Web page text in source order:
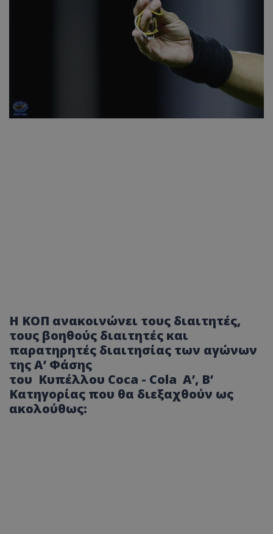
Η ΚΟΠ ανακοινώνει τους διαιτητές,
τους βοηθούς διαιτητές και
παρατηρητές διαιτησίας των αγώνων
της Α’ Φάσης
του Κυπέλλου Coca - Cola Α’, Β’
Κατηγορίας που θα διεξαχθούν ως
ακολούθως: